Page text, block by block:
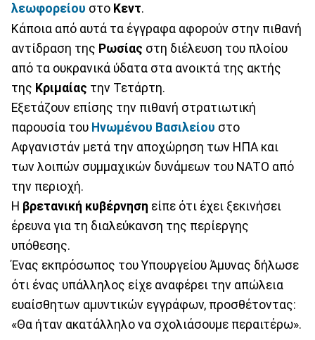
λεωφορείου στο Κεντ.
Κάποια από αυτά τα έγγραφα αφορούν στην πιθανή
αντίδραση της Ρωσίας στη διέλευση του πλοίου
από τα ουκρανικά ύδατα στα ανοικτά της ακτής
της Κριμαίας την Τετάρτη.
Εξετάζουν επίσης την πιθανή στρατιωτική
παρουσία του Ηνωμένου Βασιλείου στο
Αφγανιστάν μετά την αποχώρηση των ΗΠΑ και
των λοιπών συμμαχικών δυνάμεων του ΝΑΤΟ από
την περιοχή.
Η βρετανική κυβέρνηση είπε ότι έχει ξεκινήσει
έρευνα για τη διαλεύκανση της περίεργης
υπόθεσης.
Ένας εκπρόσωπος του Υπουργείου Άμυνας δήλωσε
ότι ένας υπάλληλος είχε αναφέρει την απώλεια
ευαίσθητων αμυντικών εγγράφων, προσθέτοντας:
«Θα ήταν ακατάλληλο να σχολιάσουμε περαιτέρω».